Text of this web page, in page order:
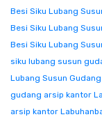
Besi Siku Lubang
Besi Siku Lubang
Besi Siku Lubang
siku lubang susun
Lubang Susun
gudang arsip kantor
arsip kantor